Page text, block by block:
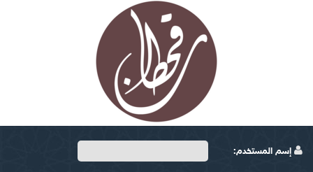
إسم المستخدم: